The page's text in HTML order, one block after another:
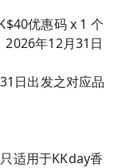
优惠码 x 1 个
2026年12月31日
日出发之对应品
适用于KKday香